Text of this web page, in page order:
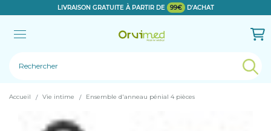
LIVRAISON GRATUITE À PARTIR DE 99€ D'ACHAT
Le produit a bien été ajouté!
Accueil Vie intime Ensemble d'anneau pénial 4 pièces